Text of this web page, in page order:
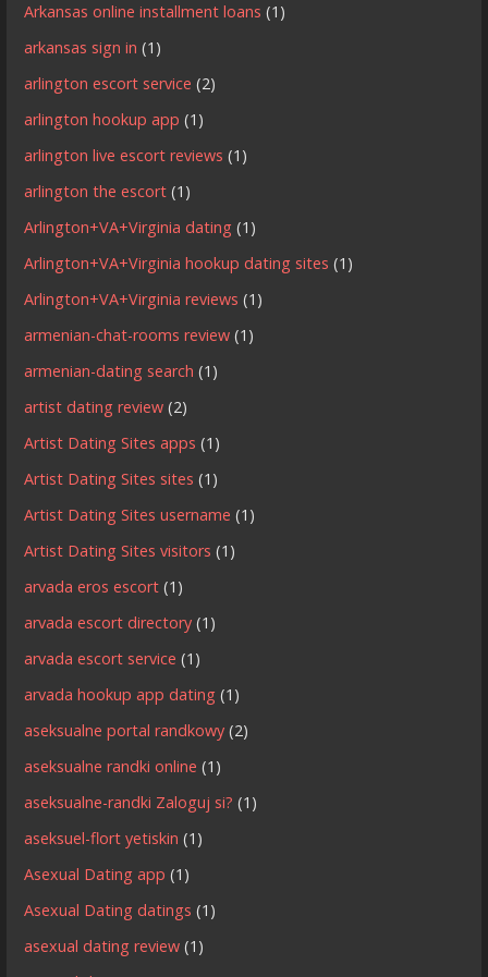
Arkansas online installment loans (1)
arkansas sign in (1)
arlington escort service (2)
arlington hookup app (1)
arlington live escort reviews (1)
arlington the escort (1)
Arlington+VA+Virginia dating (1)
Arlington+VA+Virginia hookup dating sites (1)
Arlington+VA+Virginia reviews (1)
armenian-chat-rooms review (1)
armenian-dating search (1)
artist dating review (2)
Artist Dating Sites apps (1)
Artist Dating Sites sites (1)
Artist Dating Sites username (1)
Artist Dating Sites visitors (1)
arvada eros escort (1)
arvada escort directory (1)
arvada escort service (1)
arvada hookup app dating (1)
aseksualne portal randkowy (2)
aseksualne randki online (1)
aseksualne-randki Zaloguj si? (1)
aseksuel-flort yetiskin (1)
Asexual Dating app (1)
Asexual Dating datings (1)
asexual dating review (1)